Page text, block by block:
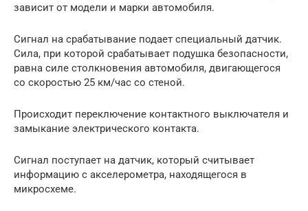
зависит от модели и марки автомобиля.
Сигнал на срабатывание подает специальный датчик.
Сила, при которой срабатывает подушка безопасности,
равна силе столкновения автомобиля, двигающегося
со скоростью 25 км/час со стеной.
Происходит переключение контактного выключателя и
замыкание электрического контакта.
Сигнал поступает на датчик, который считывает
информацию с акселерометра, находящегося в
микросхеме.